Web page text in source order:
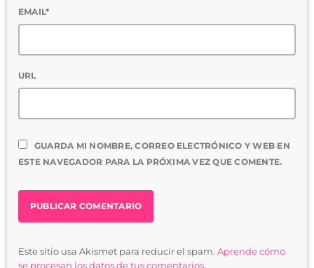
EMAIL*
URL
GUARDA MI NOMBRE, CORREO ELECTRÓNICO Y WEB EN
ESTE NAVEGADOR PARA LA PRÓXIMA VEZ QUE COMENTE.
Este sitio usa Akismet para reducir el spam. Aprende cómo
se procesan los datos de tus comentarios.